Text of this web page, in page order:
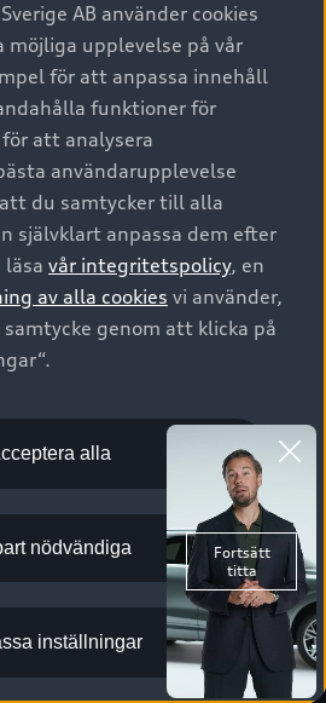
gott som nya
online
din Audi
- Hur påverkas min bil av detta?
Återförsäljare
om dataläcka
All Rights Reserved.
Audi AG
cookies
AB använder cookies
upplevelse på vår
för att anpassa innehåll
funktioner för
att analysera
användarupplevelse
du samtycker till alla
självklart anpassa dem efter
läsa vår integritetspolicy, en
av alla cookies vi använder,
genom att klicka på
alla
nödvändiga
inställningar